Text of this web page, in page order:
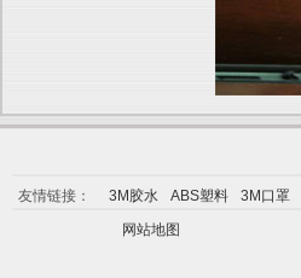
友情链接： 3M胶水 ABS塑料 3M口罩
网站地图